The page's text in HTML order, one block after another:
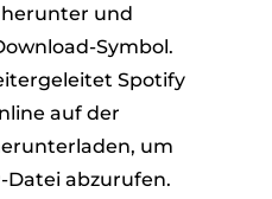
und
Symbol.
Spotify
auf der
um
Datei abzurufen.